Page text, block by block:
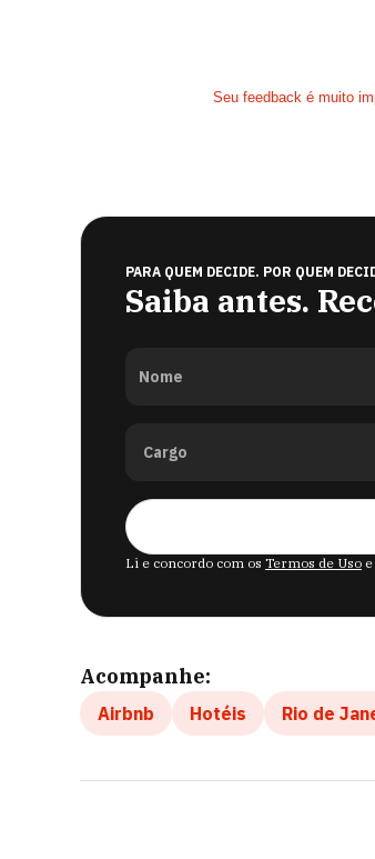
Seu feedback é muito importante
PARA QUEM DECIDE. POR QUEM
Saiba antes.
Nome
Li e concordo com os Termos de Uso e
Acompanhe:
Airbnb Hotéis Rio de